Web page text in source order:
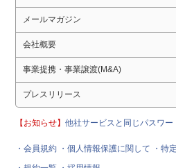
メールマガジン
会社概要
事業提携・事業譲渡(M&A)
プレスリリース
【お知らせ】他社サービスと同じパスワ
・会員規約 ・個人情報保護に関して
・特